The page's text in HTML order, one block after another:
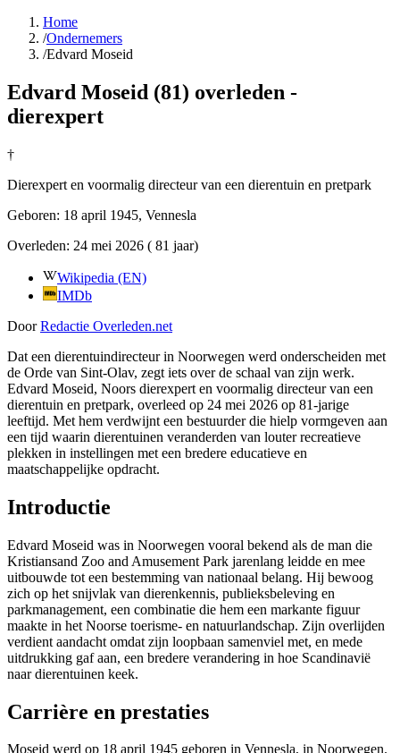
Home
/Ondernemers
/Edvard Moseid
Edvard Moseid (81) overleden -
dierexpert
†
Dierexpert en voormalig directeur van een dierentuin en pretpark
Geboren: 18 april 1945, Vennesla
Overleden: 24 mei 2026 ( 81 jaar)
Wikipedia (EN)
IMDb
Door Redactie Overleden.net
Dat een dierentuindirecteur in Noorwegen werd onderscheiden met
de Orde van Sint-Olav, zegt iets over de schaal van zijn werk.
Edvard Moseid, Noors dierexpert en voormalig directeur van een
dierentuin en pretpark, overleed op 24 mei 2026 op 81-jarige
leeftijd. Met hem verdwijnt een bestuurder die hielp vormgeven aan
een tijd waarin dierentuinen veranderden van louter recreatieve
plekken in instellingen met een bredere educatieve en
maatschappelijke opdracht.
Introductie
Edvard Moseid was in Noorwegen vooral bekend als de man die
Kristiansand Zoo and Amusement Park jarenlang leidde en mee
uitbouwde tot een bestemming van nationaal belang. Hij bewoog
zich op het snijvlak van dierenkennis, publieksbeleving en
parkmanagement, een combinatie die hem een markante figuur
maakte in het Noorse toerisme- en natuurlandschap. Zijn overlijden
verdient aandacht omdat zijn loopbaan samenviel met, en mede
uitdrukking gaf aan, een bredere verandering in hoe Scandinavië
naar dierentuinen keek.
Carrière en prestaties
Moseid werd op 18 april 1945 geboren in Vennesla, in Noorwegen.